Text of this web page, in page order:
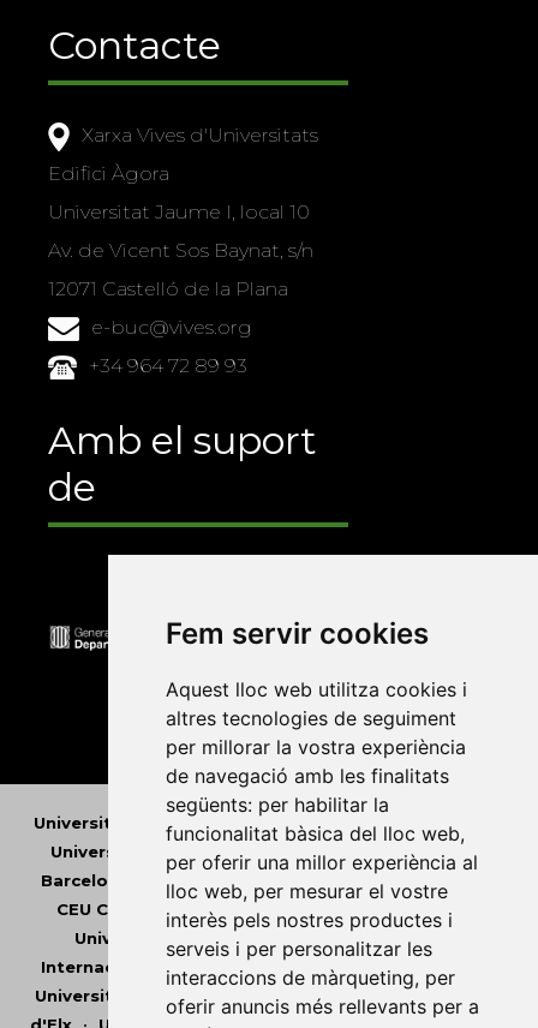
Fem servir cookies
Aquest lloc web utilitza cookies i
altres tecnologies de seguiment
per millorar la vostra experiència
de navegació amb les finalitats
següents: per habilitar la
funcionalitat bàsica del lloc web,
per oferir una millor experiència al
lloc web, per mesurar el vostre
interès pels nostres productes i
serveis i per personalitzar les
interaccions de màrqueting, per
oferir anuncis més rellevants per a
Contacte
Xarxa Vives d'Universitats
Edifici Àgora
Universitat Jaume I, local 10
Av. de Vicent Sos Baynat, s/n
12071 Castelló de la Plana
e-buc@vives.org
+34 964 72 89 93
Amb el suport
de
Universitat Abat Oliba CEU • Universitat d'Alacant
Universitat d'Andorra •
Universitat Autònoma de
Barcelona
Universitat de Barcelona •
CEU Cardenal Herrera• Universitat de Girona
Universitat de les Illes Balears
•
Universitat
Internacional de Catalunya
• Universitat Jaume I
Universitat de Lleida
Universitat Miguel Hernández
d'Elx• Universitat Oberta de Catalunya Universitat